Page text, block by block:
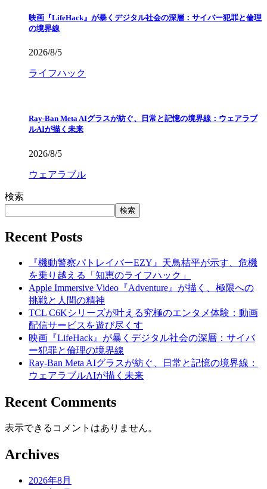
映画『LifeHack』が暴くデジタル社会の深層：サイバー犯罪と倫理
の境界線
2026/8/5
ライフハック
Ray-Ban Meta AIグラスが紡ぐ、日常と記憶の境界線：ウェアラブ
ルAIが描く未来
2026/8/5
ウェアラブル
検索
検索
Recent Posts
『機動警察パトレイバーEZY』天鳥桔平が示す、危機
を乗り越える「知恵のライフハック」
Apple Immersive Video『Adventure』が描く、極限への
挑戦と人間の精神
TCL C6Kシリーズが叶える究極のエンタメ体験：動画
配信サービスを遊び尽くす
映画『LifeHack』が暴くデジタル社会の深層：サイバ
ー犯罪と倫理の境界線
Ray-Ban Meta AIグラスが紡ぐ、日常と記憶の境界線：
ウェアラブルAIが描く未来
Recent Comments
表示できるコメントはありません。
Archives
2026年8月